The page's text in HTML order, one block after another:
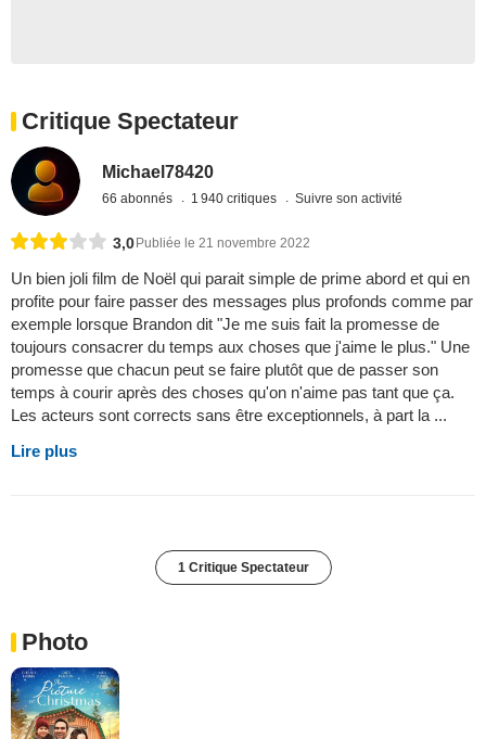
Critique Spectateur
Michael78420
66 abonnés 1 940 critiques Suivre son activité
3,0 Publiée le 21 novembre 2022
Un bien joli film de Noël qui parait simple de prime abord et qui en
profite pour faire passer des messages plus profonds comme par
exemple lorsque Brandon dit "Je me suis fait la promesse de
toujours consacrer du temps aux choses que j'aime le plus." Une
promesse que chacun peut se faire plutôt que de passer son
temps à courir après des choses qu'on n'aime pas tant que ça.
Les acteurs sont corrects sans être exceptionnels, à part la ...
Lire plus
1 Critique Spectateur
Photo